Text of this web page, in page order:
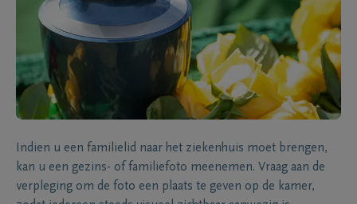
Indien u een familielid naar het ziekenhuis moet brengen,
kan u een gezins- of familiefoto meenemen. Vraag aan de
verpleging om de foto een plaats te geven op de kamer,